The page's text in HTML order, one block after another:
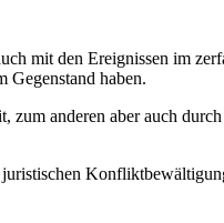
mit den Ereignissen im
Gegenstand haben.
zum anderen aber auch